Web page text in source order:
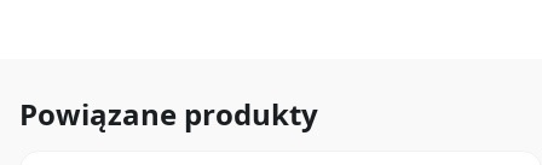
Powiązane produkty